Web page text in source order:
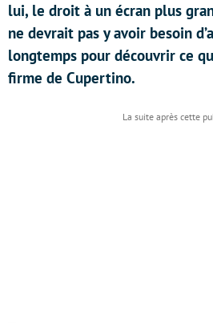
lui, le droit à un écran plus
ne devrait pas y avoir besoin
longtemps pour découvrir ce
firme de Cupertino.